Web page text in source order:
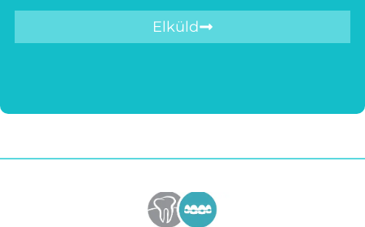
Elküld